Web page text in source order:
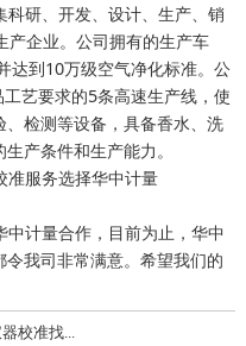
研、开发、设计、生产、销
企业。公司拥有的生产车
达到10万级空气净化标准。公
艺要求的5条高速生产线，使
检测等设备，具备香水、洗
产条件和生产能力。
准服务选择华中计量
计量合作，目前为止，华中
我司非常满意。希望我们的
校准找...